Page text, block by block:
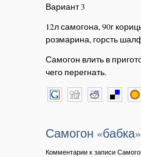
Вариант 3
12л самогона, 90г
розмарина, горсть
Самогон влить в
чего перегнать.
Самогон «бабка»
Комментарии к записи